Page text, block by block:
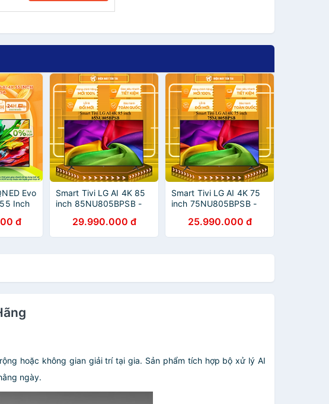
Evo
Inch
75
86
đ
Smart Tivi LG AI 4K 85
inch 85NU805BPSB -
CHỈ GIAO HCM
29.990.000 đ
Smart Tivi LG AI 4K 75
inch 75NU805BPSB -
CHỈ GIAO HCM
25.990.000 đ
hoặc không gian giải trí tại gia. Sản phẩm tích hợp bộ xử lý AI
ngày.